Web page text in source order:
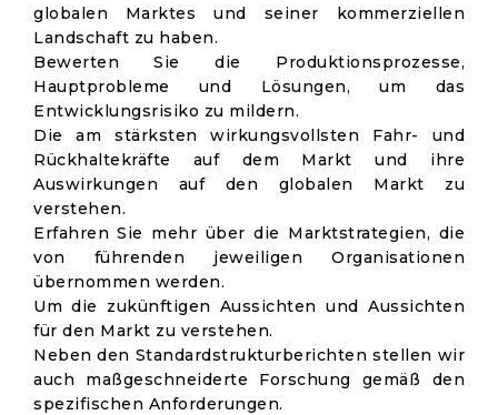
globalen Marktes und seiner kommerziellen
Landschaft zu haben.
Bewerten Sie die Produktionsprozesse,
Hauptprobleme und Lösungen, um das
Entwicklungsrisiko zu mildern.
Die am stärksten wirkungsvollsten Fahr- und
Rückhaltekräfte auf dem Markt und ihre
Auswirkungen auf den globalen Markt zu
verstehen.
Erfahren Sie mehr über die Marktstrategien, die
von führenden jeweiligen Organisationen
übernommen werden.
Um die zukünftigen Aussichten und Aussichten
für den Markt zu verstehen.
Neben den Standardstrukturberichten stellen wir
auch maßgeschneiderte Forschung gemäß den
spezifischen Anforderungen.